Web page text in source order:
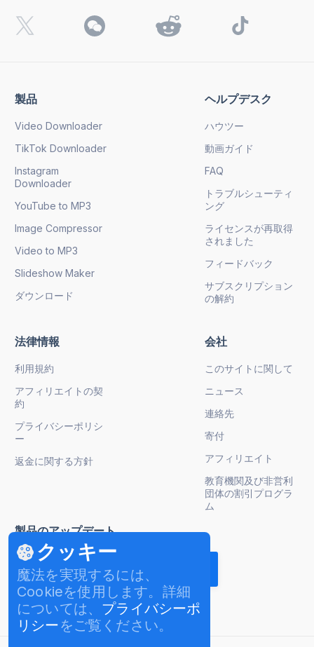
クッキー
魔法を実現するには、
Cookieを使用します。詳細
については、 プライバシーポ
リシーをご覧ください。
製品
Video Downloader
TikTok Downloader
Instagram
Downloader
YouTube to MP3
Image Compressor
Video to MP3
Slideshow Maker
ダウンロード
ヘルプデスク
ハウツー
動画ガイド
FAQ
トラブルシューティ
ング
ライセンスが再取得
されました
フィードバック
サブスクリプション
の解約
法律情報
利用規約
アフィリエイトの契
約
プライバシーポリシ
ー
返金に関する方針
会社
このサイトに関して
ニュース
連絡先
寄付
アフィリエイト
教育機関及び非営利
団体の割引プログラ
ム
製品のアップデート